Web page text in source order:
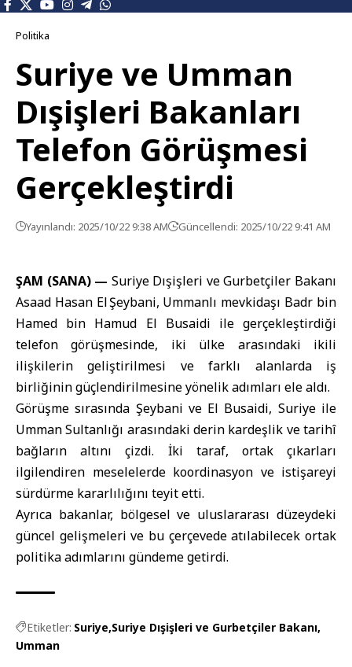
Politika
Suriye ve Umman
Dışişleri Bakanları
Telefon Görüşmesi
Gerçekleştirdi
Yayınlandı: 2025/10/22 9:38 AM Güncellendi: 2025/10/22 9:41 AM
ŞAM (SANA) — Suriye Dışişleri ve Gurbetçiler Bakanı
Asaad Hasan El Şeybani, Ummanlı mevkidaşı Badr bin
Hamed bin Hamud El Busaidi ile gerçekleştirdiği
telefon görüşmesinde, iki ülke arasındaki ikili
ilişkilerin geliştirilmesi ve farklı alanlarda iş
birliğinin güçlendirilmesine yönelik adımları ele aldı.
Görüşme sırasında Şeybani ve El Busaidi, Suriye ile
Umman Sultanlığı arasındaki derin kardeşlik ve tarihî
bağların altını çizdi. İki taraf, ortak çıkarları
ilgilendiren meselelerde koordinasyon ve istişareyi
sürdürme kararlılığını teyit etti.
Ayrıca bakanlar, bölgesel ve uluslararası düzeydeki
güncel gelişmeleri ve bu çerçevede atılabilecek ortak
politika adımlarını gündeme getirdi.
Etiketler: Suriye Suriye Dışişleri ve Gurbetçiler Bakanı
Umman